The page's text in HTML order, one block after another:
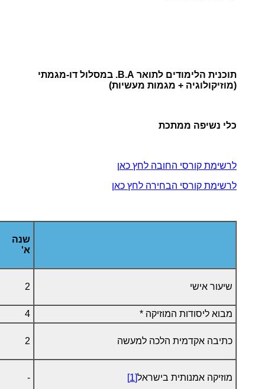
תוכנית הלימודים לתואר B.A. במסלול דו-מגמתי
(מוזיקולוגיה + מגמות מעשיות)
כלי נשיפה ממתכת
לרשימת קורסי החובה לחץ כאן
לרשימת קורסי הבחירה לחץ כאן
שנה
א'
שיעור אישי 2
מבוא ליסודות המוזיקה * 4
כתיבה אקדמית הלכה למעשה 2
מוזיקה אמנותית בישראל[1]
-